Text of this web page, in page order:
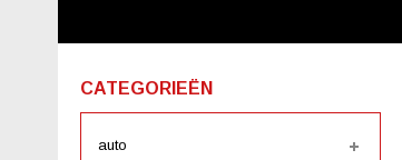
CATEGORIEËN
auto